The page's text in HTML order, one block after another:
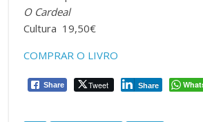
O Cardeal
Cultura 19,50€
COMPRAR O LIVRO
Share Tweet Share